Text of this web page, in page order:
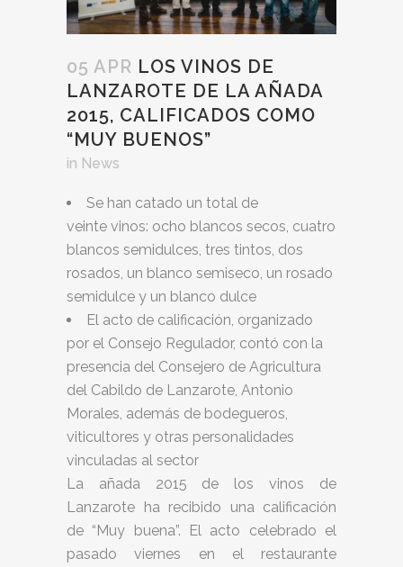
05 APR LOS VINOS DE
LANZAROTE DE LA AÑADA
2015, CALIFICADOS COMO
“MUY BUENOS”
in News
Se han catado un total de
veinte vinos: ocho blancos secos, cuatro
blancos semidulces, tres tintos, dos
rosados, un blanco semiseco, un rosado
semidulce y un blanco dulce
El acto de calificación, organizado
por el Consejo Regulador, contó con la
presencia del Consejero de Agricultura
del Cabildo de Lanzarote, Antonio
Morales, además de bodegueros,
viticultores y otras personalidades
vinculadas al sector
La añada 2015 de los vinos de
Lanzarote ha recibido una calificación
de “Muy buena”. El acto celebrado el
pasado viernes en el restaurante